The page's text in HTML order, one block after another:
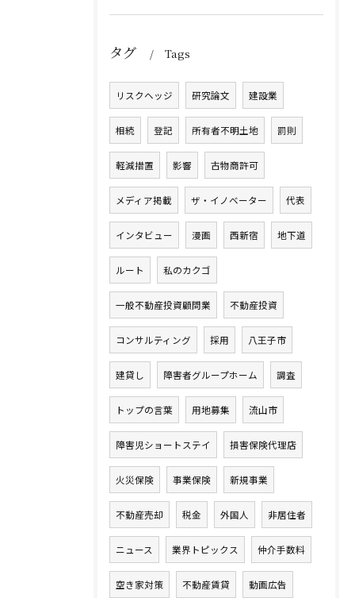
タグ Tags
リスクヘッジ 研究論文 建設業
相続 登記 所有者不明土地 罰則
軽減措置 影響 古物商許可
メディア掲載 ザ・イノベーター 代表
インタビュー 漫画 西新宿 地下道
ルート 私のカクゴ
一般不動産投資顧問業 不動産投資
コンサルティング 採用 八王子市
建貸し 障害者グループホーム 調査
トップの言葉 用地募集 流山市
障害児ショートステイ 損害保険代理店
火災保険 事業保険 新規事業
不動産売却 税金 外国人 非居住者
ニュース 業界トピックス 仲介手数料
空き家対策 不動産賃貸 動画広告